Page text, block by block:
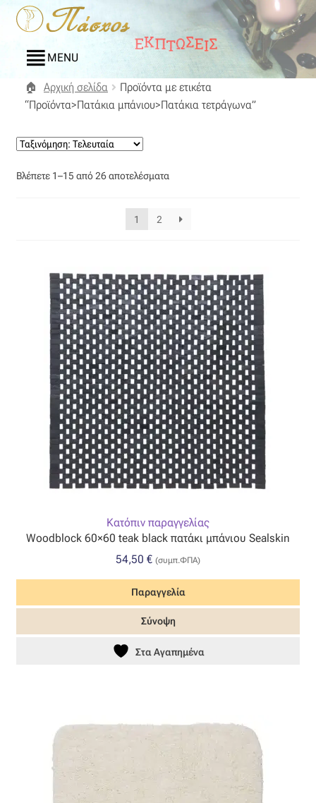
Απευθείας
μετάβαση
στην
πλοήγηση
Μετάβαση
σε
περιεχόμενο
MENU
Αρχική
Επικοινωνία
Επιστροφές
Η εταιρεία μας
Θάλασσα
Καλάθι
Κατάστημα
Όλα τα υφάσματα
Black-out
Βελουτέ
Βουάλ
Αρχική σελίδα
Προϊόντα με ετικέτα
“Προϊόντα>Πατάκια μπάνιου>Πατάκια τετράγωνα”
Βλέπετε 1–15 από 26 αποτελέσματαSorted
1
2
Κατόπιν παραγγελίας
Woodblock 60×60 teak black πατάκι μπάνιου Sealskin
54,50 € (συμπ.ΦΠΑ)
Παραγγελία
Σύνοψη
Στα Αγαπημένα